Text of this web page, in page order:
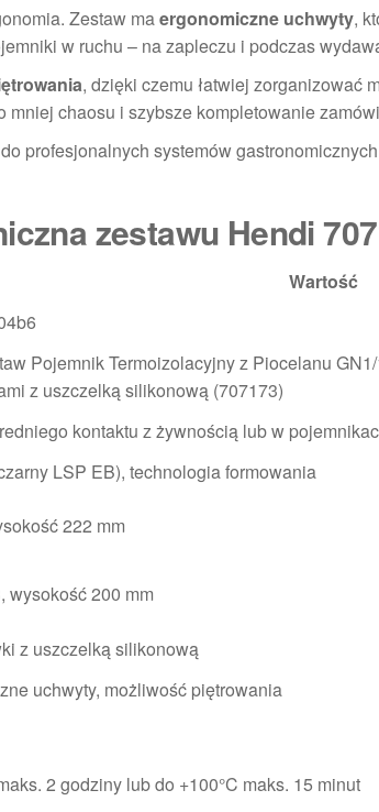
Zestaw maergonomiczne uchwyty,
w ruchu – na zapleczu i podczas
, dzięki czemu łatwiej zorganizować
mniej chaosu i szybsze kompletowanie
profesjonalnych systemów
zestawu Hendi
Wartość
Pojemnik Termoizolacyjny z Piocelanu
z uszczelką silikonową (707173)
kontaktu z żywnością lub w
LSP EB), technologia formowania
222 mm
wysokość 200 mm
z uszczelką silikonową
uchwyty, możliwość piętrowania
2 godziny lub do +100°C maks. 15 minut